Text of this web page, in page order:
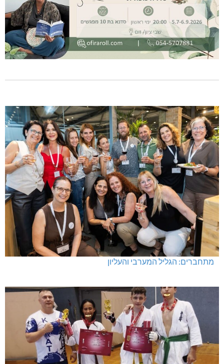
מתחברים: הגליל המערבי והעליון